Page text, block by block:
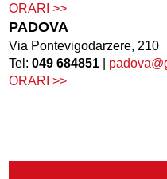
ORARI >>
PADOVA
Via Pontevigodarzere, 210
Tel:049 684851
ORARI >>